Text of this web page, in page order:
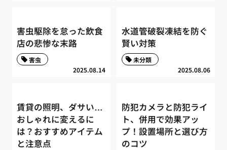
害虫駆除を怠った飲食
店の悲惨な末路
2025.08.14
害虫
水道管破裂凍結を防ぐ
賢い対策
2025.08.06
未分類
賃貸の照明、ダサい…
おしゃれに変えるに
は？おすすめアイテム
と注意点
防犯カメラと防犯ライ
ト、併用で効果アッ
プ！設置場所と選び方
のコツ